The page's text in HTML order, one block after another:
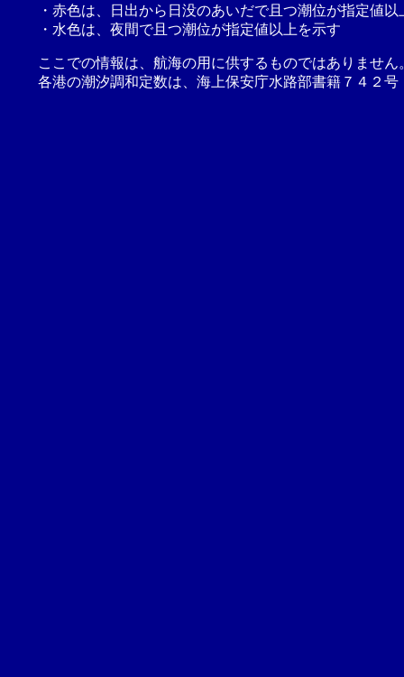
・赤色は、日出から日没のあいだで且つ潮位が指定値以
・水色は、夜間で且つ潮位が指定値以上を示す
ここでの情報は、航海の用に供するものではありませ
各港の潮汐調和定数は、海上保安庁水路部書籍７４２